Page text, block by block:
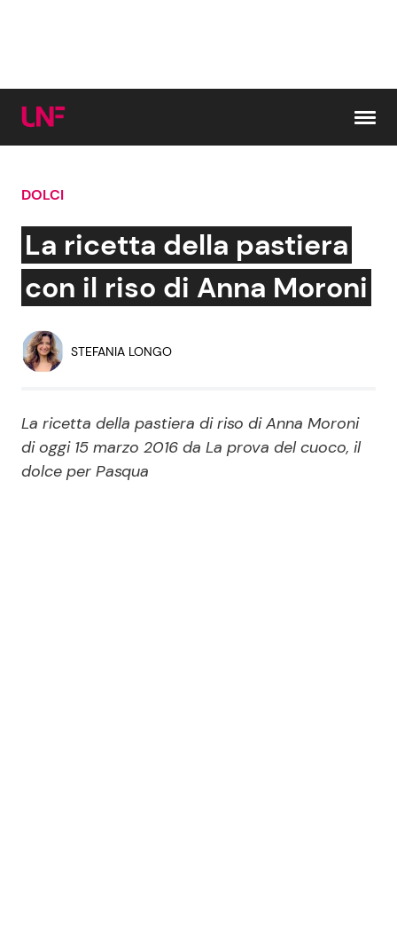
Cerca:
News e Cronaca
Attualità Italiana
Dal Mondo
Economia
Persone Scomparse
Gossip e TV
Bellezze VIP
Fiction e Serie TV
Programmi TV
DOLCI
La ricetta della pastiera
con il riso di Anna Moroni
STEFANIA LONGO
La ricetta della pastiera di riso di Anna Moroni
di oggi 15 marzo 2016 da La prova del cuoco, il
dolce per Pasqua